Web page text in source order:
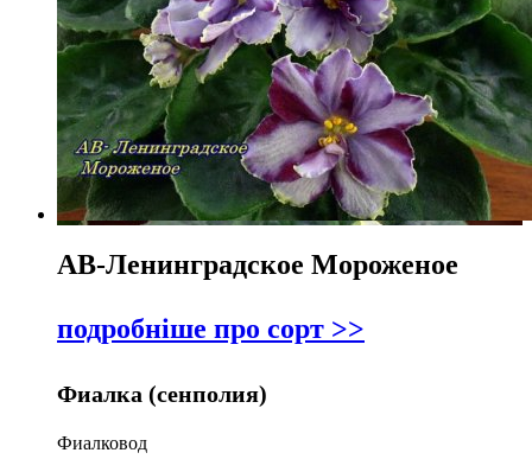
АВ-Ленинградское Мороженое
подробніше про сорт >>
Фиалка (сенполия)
Фиалковод